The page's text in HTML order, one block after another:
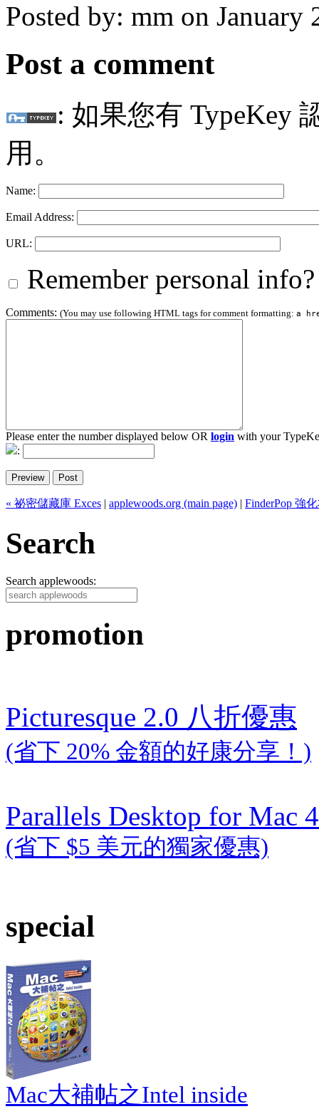
Posted by: mm on January
Post a comment
: 如果您有 TypeKey
用。
Name:
Email Address:
URL:
Remember personal info?
Comments: (You may use following HTML tags for comment formatting: a
Please enter the number displayed below OR login with your
:
« 祕密儲藏庫 Exces | applewoods.org (main page) | FinderPop 強
Search
Search applewoods:
promotion
Picturesque 2.0 八折優惠
(省下 20% 金額的好康分享！)
Parallels Desktop for Mac
(省下 $5 美元的獨家優惠)
special
Mac大補帖之Intel inside